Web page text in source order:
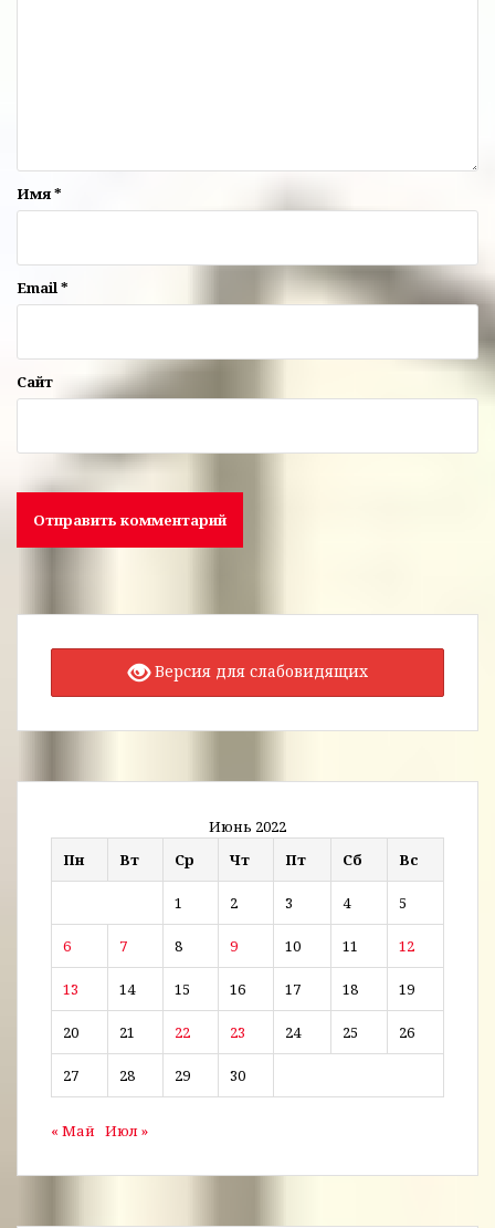
Имя*
Email*
Сайт
Версия для слабовидящих
Июнь 2022
Пн
Вт Ср Чт Пт Сб Вс
1 2 3 4 5
6 7 8 9 10 11 12
13 14 15 16 17 18 19
20 21 22 23 24 25 26
27 28 29 30
« Май Июл »